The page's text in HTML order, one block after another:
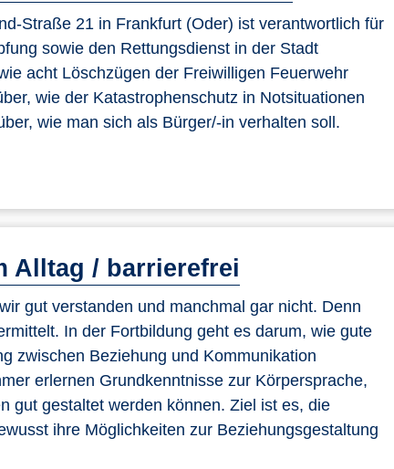
Straße 21 in Frankfurt (Oder) ist verantwortlich für
sowie den Rettungsdienst in der Stadt
acht Löschzügen der Freiwilligen Feuerwehr
wie der Katastrophenschutz in Notsituationen
wie man sich als Bürger/-in verhalten soll.
Alltag / barrierefrei
gut verstanden und manchmal gar nicht. Denn
In der Fortbildung geht es darum, wie gute
zwischen Beziehung und Kommunikation
erlernen Grundkenntnisse zur Körpersprache,
gut gestaltet werden können. Ziel ist es, die
ihre Möglichkeiten zur Beziehungsgestaltung